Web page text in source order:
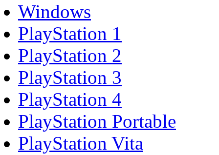
Windows
PlayStation 1
PlayStation 2
PlayStation 3
PlayStation 4
PlayStation Portable
PlayStation Vita